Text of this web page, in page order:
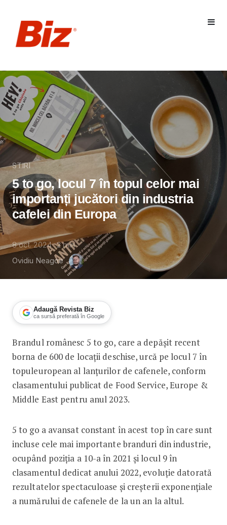
STIRI
5 to go, locul 7 în topul celor mai
importanți jucători din industria
cafelei din Europa
8 oct. 2024 2min
Ovidiu Neagoe
Adaugă Revista Biz
ca sursă preferată în Google
5 to go, locul 7 în topul celor mai
Brandul românesc 5 to go, care a depășit recent
borna de 600 de locații deschise, urcă pe locul 7 în
topuleuropean al lanțurilor de cafenele, conform
clasamentului publicat de Food Service, Europe &
Middle East pentru anul 2023.
5 to go a avansat constant în acest top în care sunt
incluse cele mai importante branduri din industrie,
ocupând poziția a 10-a în 2021 și locul 9 în
clasamentul dedicat anului 2022, evoluție datorată
rezultatelor spectaculoase și creșterii exponențiale
a numărului de cafenele de la un an la altul.